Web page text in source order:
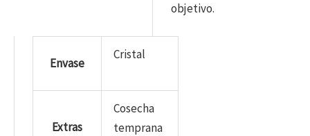
objetivo.
Envase
Cristal
Extras
Cosecha
temprana